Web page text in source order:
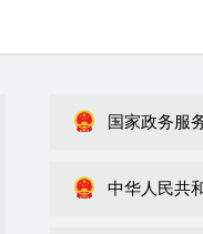
国家政务服
中华人民共